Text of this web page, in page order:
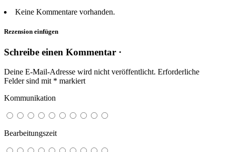
Keine Kommentare vorhanden.
Rezension einfügen
Schreibe einen Kommentar ·
Deine E-Mail-Adresse wird nicht veröffentlicht. Erforderliche
Felder sind mit * markiert
Kommunikation
Bearbeitungszeit